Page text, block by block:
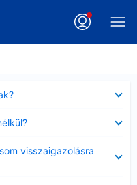
visszaigazolásra